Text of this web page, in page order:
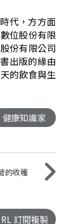
代，方方面
位股份有限
份有限公司
出版的緣由
的飲食與生
健康知識家
的收穫
訂閱複製